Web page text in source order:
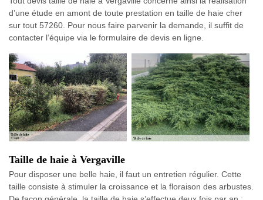
d’une étude en amont de toute prestation en taille de haie cher
sur tout 57260. Pour nous faire parvenir la demande, il suffit de
contacter l’équipe via le formulaire de devis en ligne.
Taille de haie à Vergaville
Pour disposer une belle haie, il faut un entretien régulier. Cette
taille consiste à stimuler la croissance et la floraison des arbustes.